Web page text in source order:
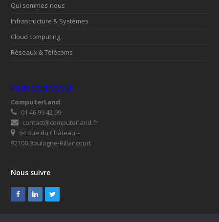
Qui sommes-nous
Infrastructure & Systèmes
Cloud computing
Réseaux & Télécoms
NOUS CONTACTER
ComputerLand
01 46 99 42 99
contact@computerland.fr
64 Rue du Château –
92100 Boulogne-Billancourt
Nous suivre
Facebook
LinkedInTwitter